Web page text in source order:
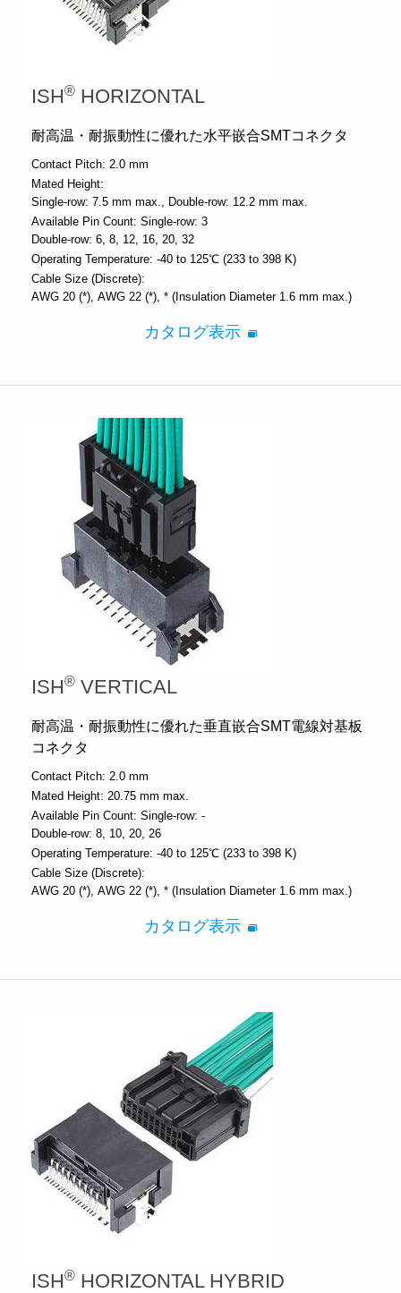
ISH® HORIZONTAL
耐高温・耐振動性に優れた水平嵌合SMTコネクタ
Contact Pitch: 2.0 mm
Mated Height:
Single-row: 7.5 mm max.
Double-row: 12.2 mm max.
Available Pin Count: Single-row: 3
Double-row: 6, 8, 12, 16, 20, 32
Operating Temperature: -40 to 125℃ (233 to 398 K)
Cable Size (Discrete):
AWG 20 (*) AWG 22 (*) * (Insulation Diameter 1.6 mm max.)
カタログ表示
ISH® VERTICAL
耐高温・耐振動性に優れた垂直嵌合SMT電線対基板
コネクタ
Contact Pitch: 2.0 mm
Mated Height: 20.75 mm max.
Available Pin Count: Single-row: -
Double-row: 8, 10, 20, 26
Operating Temperature: -40 to 125℃ (233 to 398 K)
Cable Size (Discrete):
AWG 20 (*) AWG 22 (*) * (Insulation Diameter 1.6 mm max.)
カタログ表示
ISH® HORIZONTAL HYBRID